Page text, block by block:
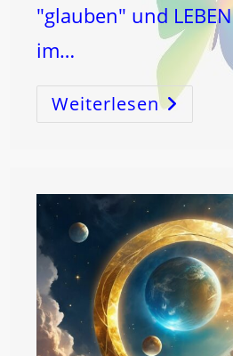
"glauben" und
im…
Weiterlesen1
–
Der